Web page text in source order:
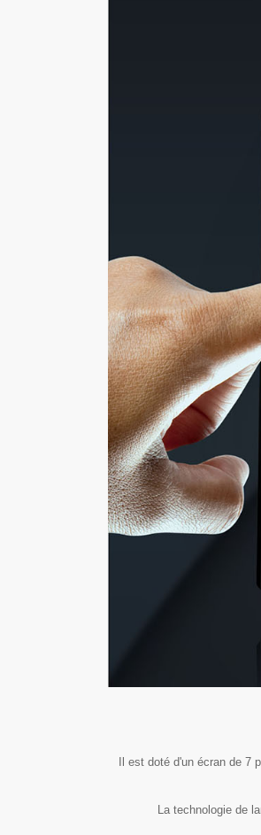
Il est doté d'un écran de
La technologie de